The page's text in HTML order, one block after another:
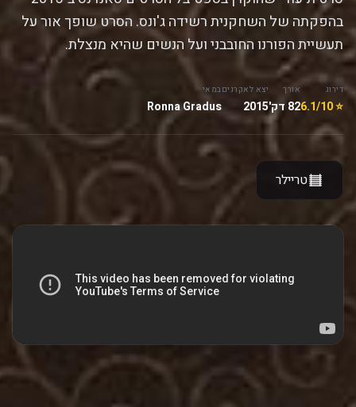
בהפקתה של השחקנית רשידה ג'ונס. הסרט שופך אור על
תעשיית הפורנו החובבני ועל הנשים שהיא מנצלת.
דירוג
⭐ 6.1/10
אורך
82 דק'
יצא לאקרנים
2015
במאי
Ronna Gradus
טריילר